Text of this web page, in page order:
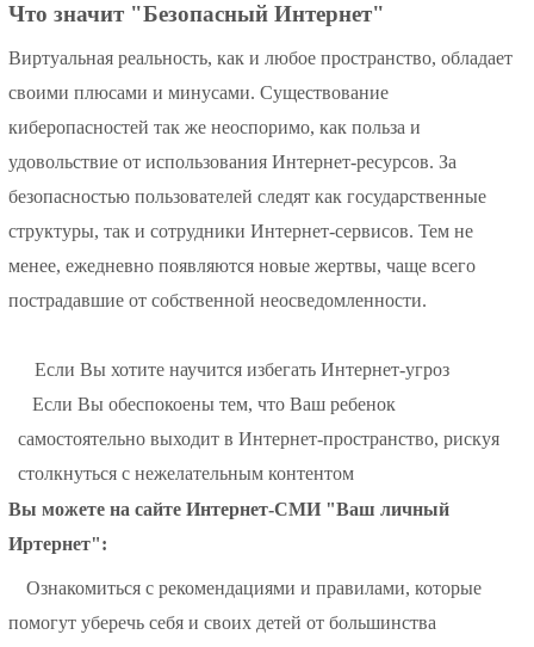
Что значит "Безопасный Интернет"
Виртуальная реальность, как и любое пространство, обладает
своими плюсами и минусами. Существование
киберопасностей так же неоспоримо, как польза и
удовольствие от использования Интернет-ресурсов. За
безопасностью пользователей следят как государственные
структуры, так и сотрудники Интернет-сервисов. Тем не
менее, ежедневно появляются новые жертвы, чаще всего
пострадавшие от собственной неосведомленности.
Если Вы хотите научится избегать Интернет-угроз
Если Вы обеспокоены тем, что Ваш ребенок
самостоятельно выходит в Интернет-пространство, рискуя
столкнуться с нежелательным контентом
Вы можете на сайте Интернет-СМИ "Ваш личный
Иртернет":
Ознакомиться с рекомендациями и правилами, которые
помогут уберечь себя и своих детей от большинства